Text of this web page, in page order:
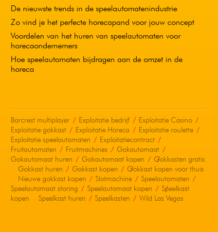
De nieuwste trends in de speelautomatenindustrie
Zo vind je het perfecte horecapand voor jouw concept
Voordelen van het huren van speelautomaten voor
horecaondernemers
Hoe speelautomaten bijdragen aan de omzet in de
horeca
Barcrest multiplayer Exploitatie bedrijf
Exploitatie Casino
Exploitatie gokkast
Exploitatie Horeca
Exploitatie roulette
Exploitatie speelautomaten
Exploitatiecontract
Fruitautomaten
Fruitmachines
Gokautomaat
Gokautomaat huren
Gokautomaat kopen
Gokkasten gratis
Gokkast huren
Gokkast kopen
Gokkast kopen voor thuis
Nieuwe gokkast kopen
Slotmachine
Speelautomaten
Speelautomaat storing
Speelautomaat kopen
Speelkast
kopen
Speelkast huren Speelkasten Wild Las Vegas